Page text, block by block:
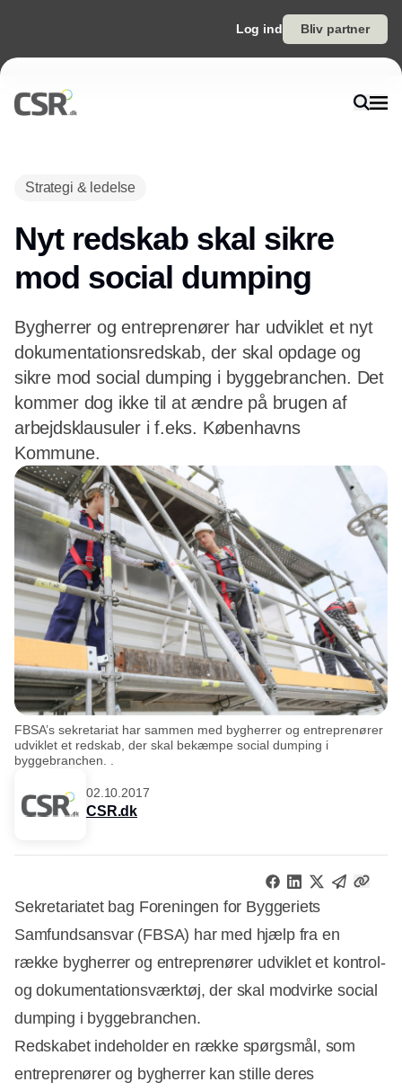
Log ind Bliv partner
Strategi & ledelse
Nyt redskab skal sikre
mod social dumping
Bygherrer og entreprenører har udviklet et nyt
dokumentationsredskab, der skal opdage og
sikre mod social dumping i byggebranchen. Det
kommer dog ikke til at ændre på brugen af
arbejdsklausuler i f.eks. Københavns
Kommune.
FBSA’s sekretariat har sammen med bygherrer og entreprenører
udviklet et redskab, der skal bekæmpe social dumping i
byggebranchen. .
02.10.2017
CSR.dk
Sekretariatet bag Foreningen for Byggeriets
Samfundsansvar (FBSA) har med hjælp fra en
række bygherrer og entreprenører udviklet et kontrol-
og dokumentationsværktøj, der skal modvirke social
dumping i byggebranchen.
Redskabet indeholder en række spørgsmål, som
entreprenører og bygherrer kan stille deres